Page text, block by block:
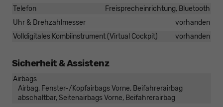
Telefon
Freisprecheinrichtung, Bluetooth
Uhr & Drehzahlmesser
vorhanden
Volldigitales Kombiinstrument (Virtual Cockpit)
vorhanden
Sicherheit & Assistenz
Airbags
Airbag, Fenster-/Kopfairbags Vorne, Beifahrerairbag
abschaltbar, Seitenairbags Vorne, Beifahrerairbag